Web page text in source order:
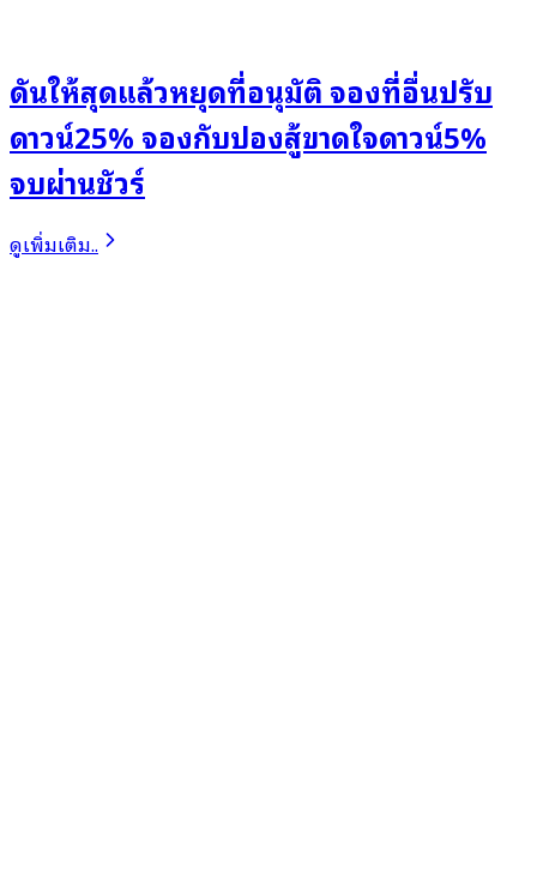
ดันให้สุดแล้วหยุดที่อนุมัติ จองที่อื่นปรับ
ดาวน์25% จองกับปองสู้ขาดใจดาวน์5%
จบผ่านชัวร์
ดูเพิ่มเติม..